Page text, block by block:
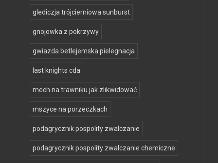
glediczja trójcierniowa sunburst
gnojowka z pokrzywy
gwiazda betlejemska pielegnacja
last knights cda
mech na trawniku jak zlikwidować
mszyce na porzeczkach
podagrycznik pospolity zwalczanie
podagrycznik pospolity zwalczanie chemiczne